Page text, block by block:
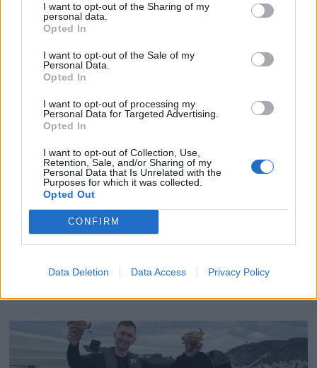
I want to opt-out of the Sharing of my
personal data.
Opted In
I want to opt-out of the Sale of my
Personal Data.
Opted In
I want to opt-out of processing my
Personal Data for Targeted Advertising.
Opted In
I want to opt-out of Collection, Use,
Retention, Sale, and/or Sharing of my
Personal Data that Is Unrelated with the
Purposes for which it was collected.
Opted Out
CONFIRM
Data Deletion Data Access Privacy Policy
Prøvekjørt: Mesterlig
familiebåt på 39 fot fra
Marex